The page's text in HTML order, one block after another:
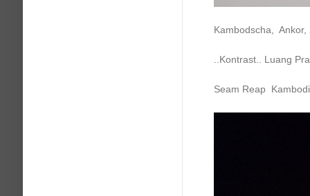
Kambodscha, Ankor,
..Kontrast.. Luang
Seam Reap